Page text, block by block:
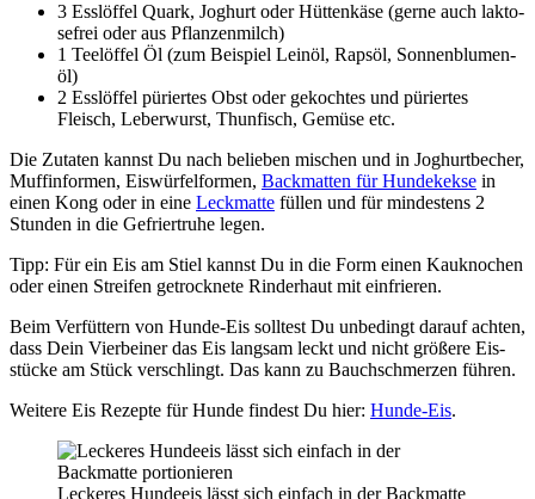
3 Ess­löf­fel Quark, Joghurt oder Hüt­ten­kä­se (ger­ne auch lak­to­
se­frei oder aus Pflan­zen­milch)
1 Tee­löf­fel Öl (zum Bei­spiel Lein­öl, Raps­öl, Son­nen­blu­men­
öl)
2 Ess­löf­fel pürier­tes Obst oder gekoch­tes und pürier­tes
Fleisch, Leber­wurst, Thun­fisch, Gemü­se etc.
Die Zuta­ten kannst Du nach belie­ben mischen und in Joghurt­be­cher,
Muf­fin­for­men, Eis­wür­fel­for­men, Back­mat­ten für Hun­de­kek­se in
einen Kong oder in eine Leck­mat­te fül­len und für min­des­tens 2
Stun­den in die Gefrier­tru­he legen.
Tipp: Für ein Eis am Stiel kannst Du in die Form einen Kau­kno­chen
oder einen Strei­fen getrock­ne­te Rin­der­haut mit ein­frie­ren.
Beim Ver­füt­tern von Hun­de-Eis soll­test Du unbe­dingt dar­auf ach­ten,
dass Dein Vier­bei­ner das Eis lang­sam leckt und nicht grö­ße­re Eis­
stü­cke am Stück ver­schlingt. Das kann zu Bauch­schmer­zen füh­ren.
Wei­te­re Eis Rezep­te für Hun­de fin­dest Du hier: Hun­de-Eis.
Lecke­res Hun­de­eis lässt sich ein­fach in der Back­mat­te